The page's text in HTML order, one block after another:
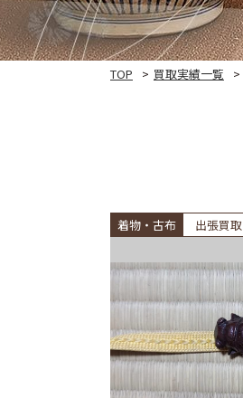
TOP 買取実績一覧
着物・古布 出張買取